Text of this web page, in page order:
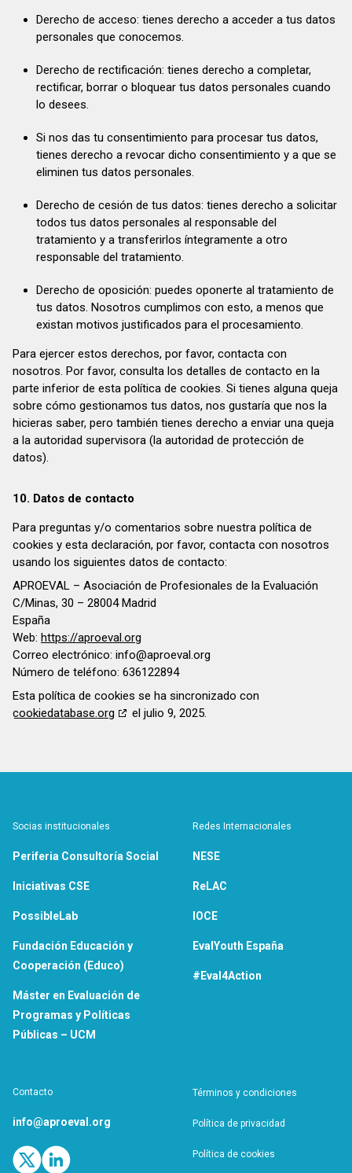
Derecho de acceso: tienes derecho a acceder a tus datos
personales que conocemos.
Derecho de rectificación: tienes derecho a completar,
rectificar, borrar o bloquear tus datos personales cuando
lo desees.
Si nos das tu consentimiento para procesar tus datos,
tienes derecho a revocar dicho consentimiento y a que se
eliminen tus datos personales.
Derecho de cesión de tus datos: tienes derecho a solicitar
todos tus datos personales al responsable del
tratamiento y a transferirlos íntegramente a otro
responsable del tratamiento.
Derecho de oposición: puedes oponerte al tratamiento de
tus datos. Nosotros cumplimos con esto, a menos que
existan motivos justificados para el procesamiento.
Para ejercer estos derechos, por favor, contacta con
nosotros. Por favor, consulta los detalles de contacto en la
parte inferior de esta política de cookies. Si tienes alguna queja
sobre cómo gestionamos tus datos, nos gustaría que nos la
hicieras saber, pero también tienes derecho a enviar una queja
a la autoridad supervisora (la autoridad de protección de
datos).
10. Datos de contacto
Para preguntas y/o comentarios sobre nuestra política de
cookies y esta declaración, por favor, contacta con nosotros
usando los siguientes datos de contacto:
APROEVAL – Asociación de Profesionales de la Evaluación
C/Minas, 30 – 28004 Madrid
España
Web: https://aproeval.org
Correo electrónico: info@aproeval.org
Número de teléfono: 636122894
Esta política de cookies se ha sincronizado con
cookiedatabase.org
el julio 9, 2025.
Socias institucionales
Periferia Consultoría Social
Iniciativas CSE
PossibleLab
Fundación Educación y
Cooperación (Educo)
Máster en Evaluación de
Programas y Políticas
Públicas – UCM
Redes Internacionales
NESE
ReLAC
IOCE
EvalYouth España
#Eval4Action
Contacto
info@aproeval.org
Términos y condiciones
Política de privacidad
Política de cookies